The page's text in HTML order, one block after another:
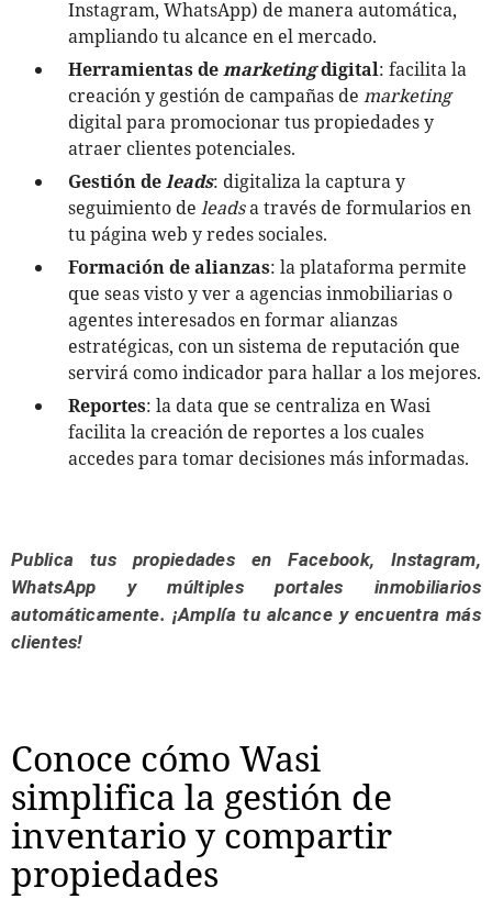
Instagram, WhatsApp) de manera automática,
ampliando tu alcance en el mercado.
Herramientas demarketingdigital: facilita la
creación y gestión de campañas de marketing
digital para promocionar tus propiedades y
atraer clientes potenciales.
Gestión deleads: digitaliza la captura y
seguimiento de leadsa través de formularios en
tu página web y redes sociales.
Formación de alianzas: la plataforma permite
que seas visto y ver a agencias inmobiliarias o
agentes interesados en formar alianzas
estratégicas, con un sistema de reputación que
servirá como indicador para hallar a los mejores.
Reportes: la data que se centraliza en Wasi
facilita la creación de reportes a los cuales
accedes para tomar decisiones más informadas.
Publica tus propiedades en Facebook, Instagram,
WhatsApp y múltiples portales inmobiliarios
automáticamente. ¡Amplía tu alcance y encuentra más
clientes!
Conoce cómo Wasi
simplifica la gestión de
inventario y compartir
propiedades